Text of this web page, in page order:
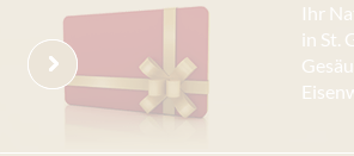
Ihr
in St.